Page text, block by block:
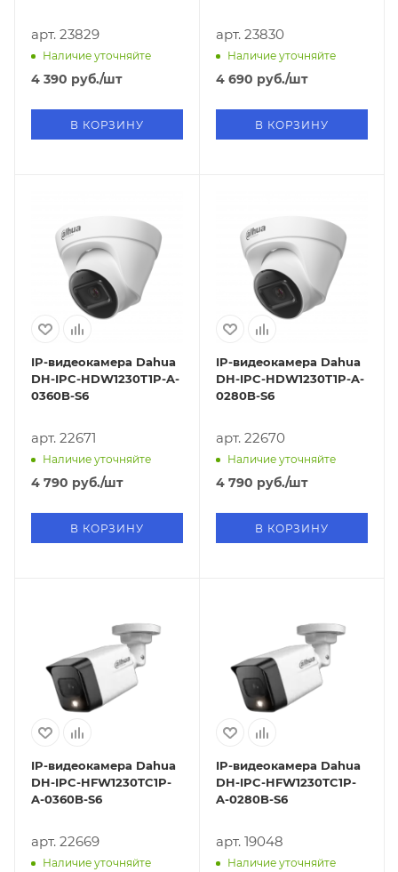
арт. 23829
Наличие уточняйте
4 390 руб./шт
В КОРЗИНУ
арт. 23830
Наличие уточняйте
4 690 руб./шт
В КОРЗИНУ
IP-видеокамера Dahua
DH-IPC-HDW1230T1P-A-
0360B-S6
арт. 22671
Наличие уточняйте
4 790 руб./шт
В КОРЗИНУ
IP-видеокамера Dahua
DH-IPC-HDW1230T1P-A-
0280B-S6
арт. 22670
Наличие уточняйте
4 790 руб./шт
В КОРЗИНУ
IP-видеокамера Dahua
DH-IPC-HFW1230TC1P-
A-0360B-S6
арт. 22669
Наличие уточняйте
IP-видеокамера Dahua
DH-IPC-HFW1230TC1P-
A-0280B-S6
арт. 19048
Наличие уточняйте